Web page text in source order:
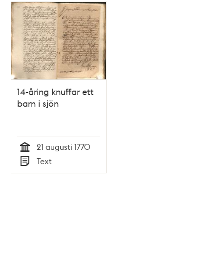
14-åring knuffar ett
barn i sjön
Tid
21 augusti 1770
Typ
Text